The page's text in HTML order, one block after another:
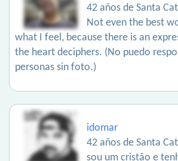
42 años de Santa
Not even the best
what I feel, because there is an
the heart deciphers. (No puedo
personas sin foto.)
idomar
42 años de Santa
sou um cristão e